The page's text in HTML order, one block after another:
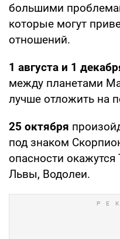
большими
которые могут
отношений.
1 августа и 1
между планетами
лучше отложить на
25 октября
под знаком
опасности
Львы, Водолеи.